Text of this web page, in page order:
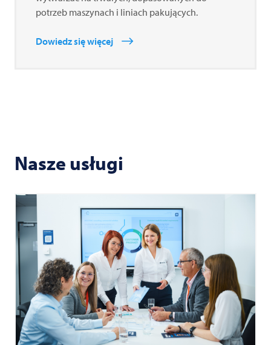
potrzeb maszynach i liniach pakujących.
Dowiedz się więcej
Nasze usługi